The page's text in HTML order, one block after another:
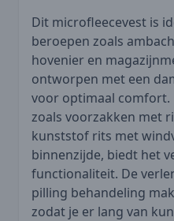
Dit microfleecevest is
beroepen zoals
hovenier en
ontworpen met een
voor optimaal comfort.
zoals voorzakken met
kunststof rits met
binnenzijde, biedt het
functionaliteit. De
pilling behandeling
zodat je er lang van